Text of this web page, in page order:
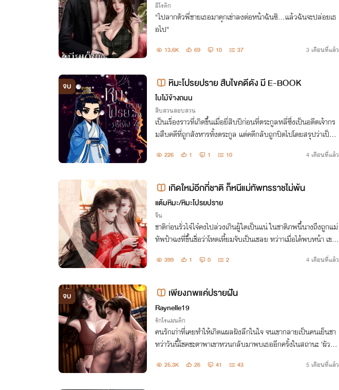
อีโรติก
"ไปลากตัวพี่ชายเธอมาคุกเข่าลงต่อหน้าฉันซิ...แล้วฉันจะปล่อยเธ
อไป"
13.6K 69 10 37 3 เดือนที่แล้ว
จบ หิมะโปรยปราย สืบไขคดีดัง มี E-BOOK
ใบไม้ข้างถนน
สืบสวนสอบสวน
เป็นเรื่องราวที่เกิดขึ้นเมื่อยี่สิบปีก่อนที่ตระกูลหลี่ซึ่งเป็นอดีตเจ้ากร
มสืบคดีที่ถูกสังหารทั้งตระกูล แต่คดีกลับถูกปิดไปโดยสรุปว่าเป็นก
226 1 1 10 4 เดือนที่แล้ว
เกิดใหม่อีกกี่ชาติ ก็หนีแม่ทัพทรราชไม่พ้น
แต้มหิมะ/หิมะโปรยปราย
จีน
ชาติก่อนรั่วไจ๋ไจ๋คงไปล่วงเกินผู้ใดเป็นแน่ ในชาติภพนี้นางถึงถูกแม่
ทัพป้าฉงที่ขึ้นชื่อว่าโหดเหี้ยมจับเป็นเชลย ทว่าาเมื่อได้พบหน้า เขาก
399 1 0 2 4 เดือนที่แล้ว
จบ เพียงภพแค่ปรายฝัน
Raynelle19
รักโรแมนติก
คนรักเก่าที่เคยทำให้เกิดแผลฝังลึกในใจ จนเขากลายเป็นคนเย็นชา
ทว่าวันนี้โชคชะตาพาเขาหวนกลับมาพบเธออีกครั้งในสถานะ ‘ผัวค้ำ
25.3K 26 41 43 5 เดือนที่แล้ว